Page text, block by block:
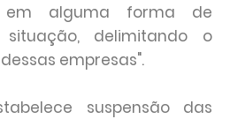
alguma forma de
delimitando o
empresas".
suspensão das